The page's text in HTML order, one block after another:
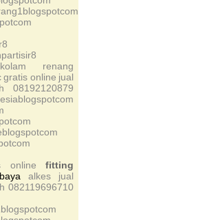
renang
gratis online jual
08192120879
online
fitting
alkes
jual
082119696710